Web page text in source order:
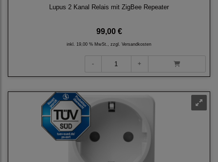
Lupus 2 Kanal Relais mit ZigBee Repeater
99,00 €
inkl. 19,00 % MwSt., zzgl. Versandkosten